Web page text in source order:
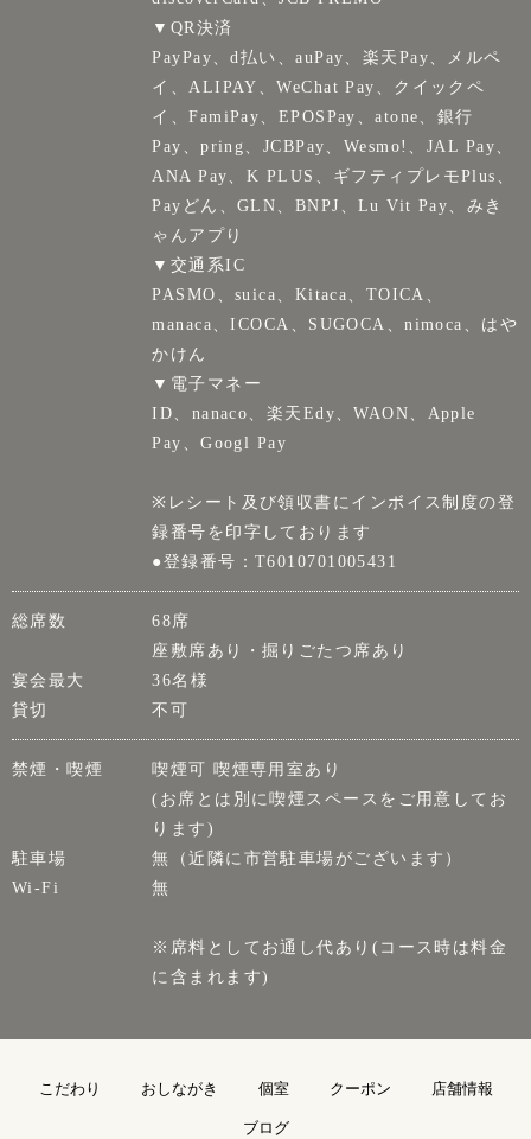
▼QR決済
PayPay、d払い、auPay、楽天Pay、メルペ
イ、ALIPAY、WeChat Pay、クイックペ
イ、FamiPay、EPOSPay、atone、銀行
Pay、pring、JCBPay、Wesmo!、JAL Pay、
ANA Pay、K PLUS、ギフティプレモPlus、
Payどん、GLN、BNPJ、Lu Vit Pay、みき
ゃんアプり
▼交通系IC
PASMO、suica、Kitaca、TOICA、
manaca、ICOCA、SUGOCA、nimoca、はや
かけん
▼電子マネー
ID、nanaco、楽天Edy、WAON、Apple
Pay、Googl Pay
※レシート及び領収書にインボイス制度の登
録番号を印字しております
●登録番号：T6010701005431
総席数
68席
座敷席あり・掘りごたつ席あり
宴会最大
36名様
貸切
不可
禁煙・喫煙
喫煙可 喫煙専用室あり
(お席とは別に喫煙スペースをご用意してお
ります)
駐車場
無（近隣に市営駐車場がございます）
Wi-Fi
無
※席料としてお通し代あり(コース時は料金
に含まれます)
こだわり おしながき 個室 クーポン 店舗情報
ブログ